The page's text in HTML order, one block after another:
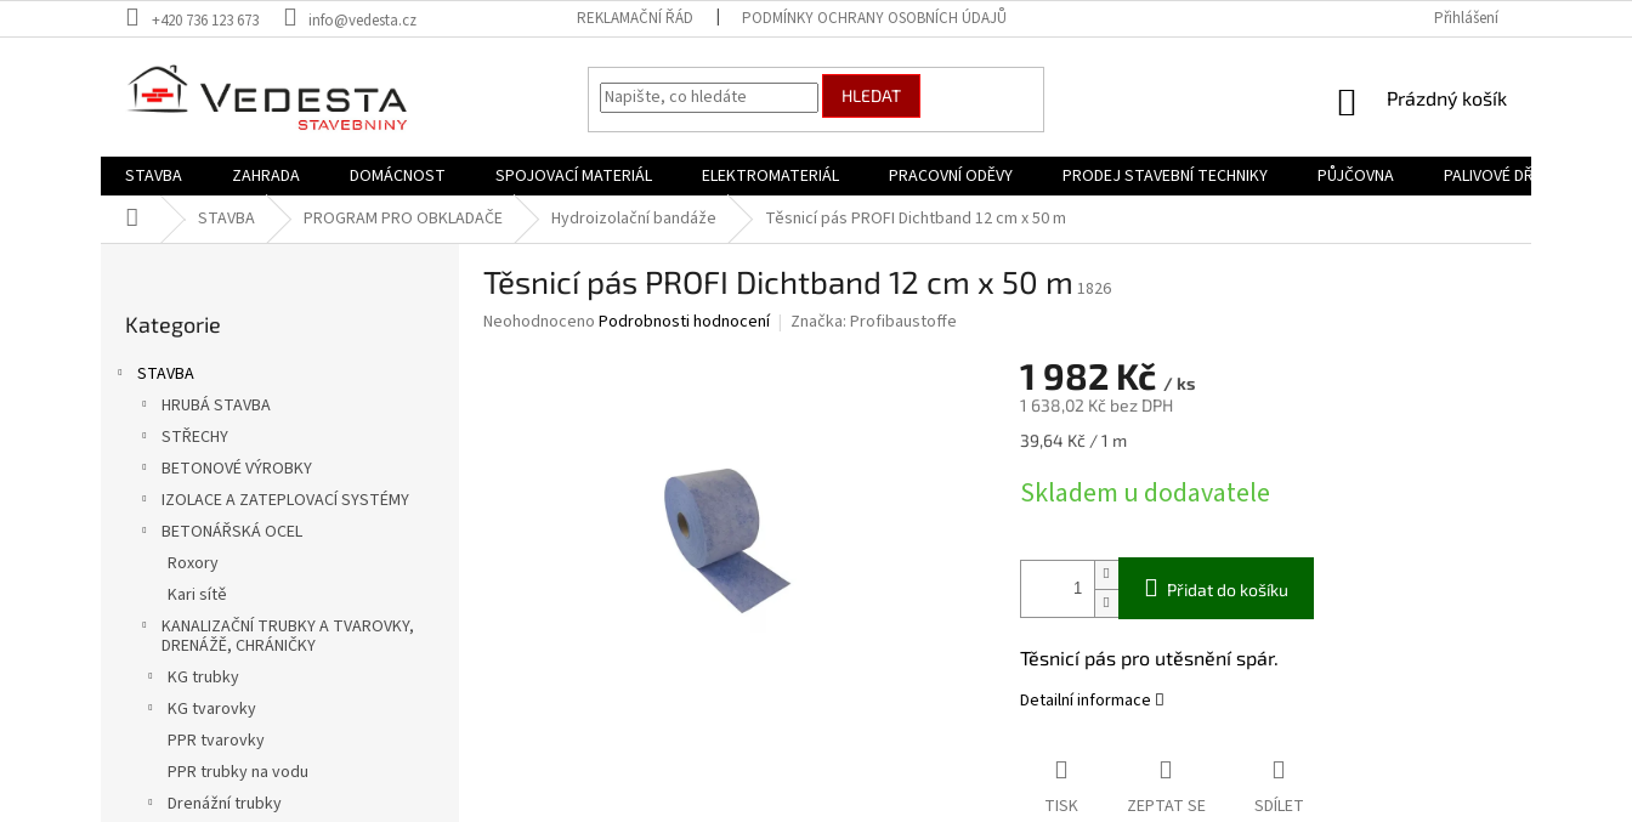
na
+420 736 123 673 info@vedesta.cz REKLAMAČNÍ ŘÁD PODMÍNKY OCHRANY OSOBNÍCH ÚDAJŮ Přihlášení
HLEDAT
NÁKUPNÍ
Prázdný košík
STAVBA ZAHRADA DOMÁCNOST SPOJOVACÍ MATERIÁL ELEKTROMATERIÁL PRACOVNÍ ODĚVY PRODEJ STAVEBNÍ TECHNIKY PŮJČOVNA PALIVOVÉ DŘEVO
Domů STAVBA PROGRAM PRO OBKLADAČE Hydroizolační bandáže Těsnicí pás PROFI Dichtband 12 cm x 50 m
kategorie
Kategorie
STAVBA
HRUBÁ STAVBA
STŘECHY
BETONOVÉ VÝROBKY
IZOLACE A ZATEPLOVACÍ SYSTÉMY
BETONÁŘSKÁ OCEL
Roxory
Kari sítě
KANALIZAČNÍ TRUBKY A TVAROVKY,
DRENÁŽĚ, CHRÁNIČKY
KG trubky
KG tvarovky
PPR tvarovky
PPR trubky na vodu
Drenážní trubky
Těsnicí pás PROFI Dichtband 12 cm x 50 m 1826
Průměrné
Neohodnoceno Podrobnosti hodnocení Značka: Profibaustoffe
1 982 Kč / ks
1 638,02 Kč bez DPH
Měrná
39,64 Kč / 1 m
Skladem u dodavatele
Přidat do košíku
Těsnicí pás pro utěsnění spár.
Detailní informace
TISK ZEPTAT SE SDÍLET